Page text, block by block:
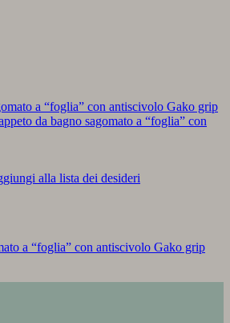
alla lista dei desideri
a “foglia” con antiscivolo Gako grip